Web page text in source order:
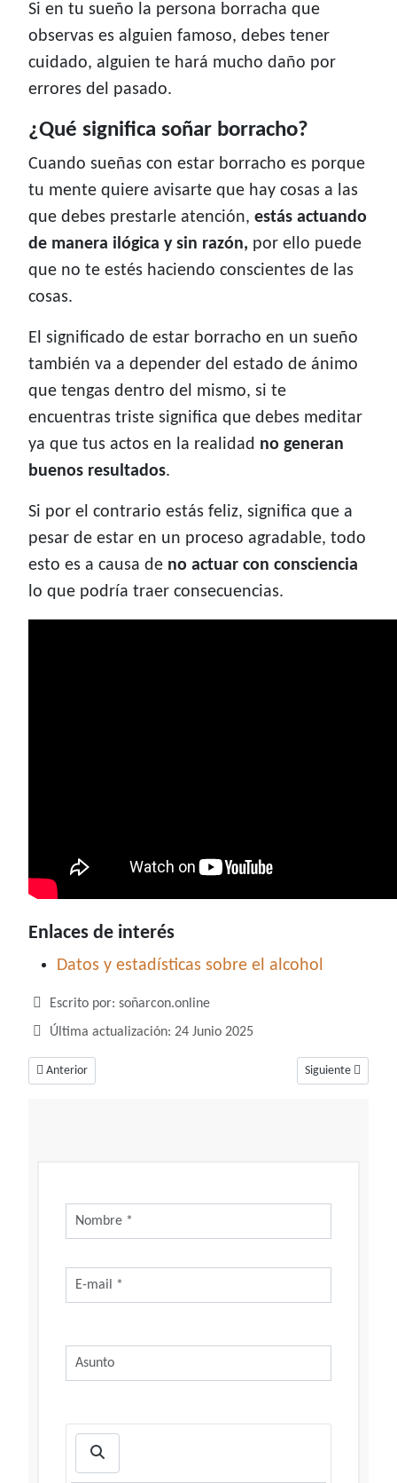
Si en tu sueño la persona borracha que
observas es alguien famoso, debes tener
cuidado, alguien te hará mucho daño por
errores del pasado.
¿Qué significa soñar borracho?
Cuando sueñas con estar borracho es porque
tu mente quiere avisarte que hay cosas a las
que debes prestarle atención, estás actuando
de manera ilógica y sin razón, por ello puede
que no te estés haciendo conscientes de las
cosas.
El significado de estar borracho en un sueño
también va a depender del estado de ánimo
que tengas dentro del mismo, si te
encuentras triste significa que debes meditar
ya que tus actos en la realidad no generan
buenos resultados.
Si por el contrario estás feliz, significa que a
pesar de estar en un proceso agradable, todo
esto es a causa de no actuar con consciencia
lo que podría traer consecuencias.
Enlaces de interés
Datos y estadísticas sobre el alcohol
Detalles
Escrito por: soñarcon.online
Última actualización: 24 Junio 2025
Artículo anterior: Soñar con beso, un sueño relacionado a la intimidad
Anterior Artículo siguiente:
Siguiente